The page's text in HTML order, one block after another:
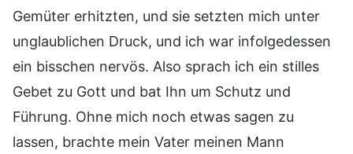
Gemüter erhitzten, und sie setzten mich unter
unglaublichen Druck, und ich war infolgedessen
ein bisschen nervös. Also sprach ich ein stilles
Gebet zu Gott und bat Ihn um Schutz und
Führung. Ohne mich noch etwas sagen zu
lassen, brachte mein Vater meinen Mann